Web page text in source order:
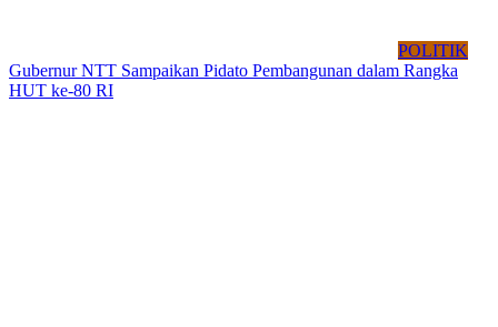
POLITIK
Gubernur NTT Sampaikan Pidato Pembangunan dalam Rangka
HUT ke-80 RI